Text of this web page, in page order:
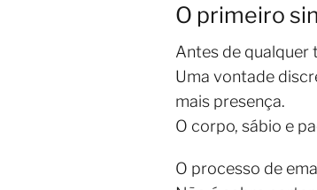
O primeiro
Antes de qualquer
Uma vontade
mais presença.
O corpo, sábio e
O processo de